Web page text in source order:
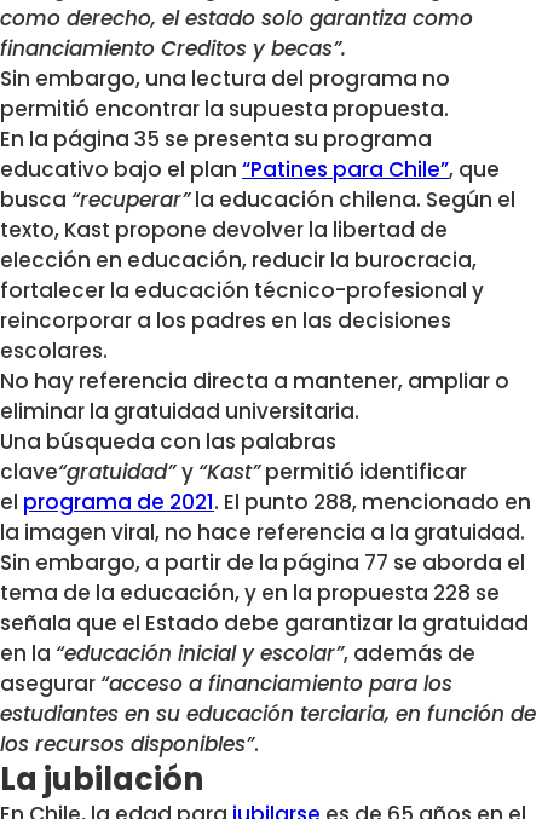
como derecho, el estado solo garantiza como
financiamiento Creditos y becas”.
Sin embargo, una lectura del programa no
permitió encontrar la supuesta propuesta.
En la página 35 se presenta su programa
educativo bajo el plan “Patines para Chile”, que
busca “recuperar” la educación chilena. Según el
texto, Kast propone devolver la libertad de
elección en educación, reducir la burocracia,
fortalecer la educación técnico-profesional y
reincorporar a los padres en las decisiones
escolares.
No hay referencia directa a mantener, ampliar o
eliminar la gratuidad universitaria.
Una búsqueda con las palabras
clave“gratuidad” y “Kast” permitió identificar
el programa de 2021. El punto 288, mencionado en
la imagen viral, no hace referencia a la gratuidad.
Sin embargo, a partir de la página 77 se aborda el
tema de la educación, y en la propuesta 228 se
señala que el Estado debe garantizar la gratuidad
en la “educación inicial y escolar”, además de
asegurar “acceso a financiamiento para los
estudiantes en su educación terciaria, en función de
los recursos disponibles”.
La jubilación